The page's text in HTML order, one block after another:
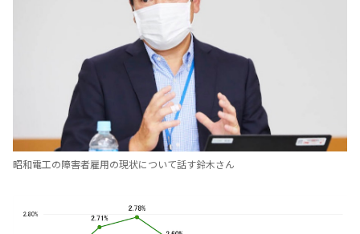
昭和電工の障害者雇用の現状について話す鈴木さん